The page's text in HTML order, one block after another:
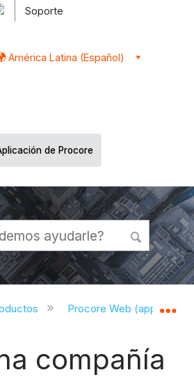
Soporte
América Latina (Español)
de Procore
jerarquía global
Procore Web
compañía